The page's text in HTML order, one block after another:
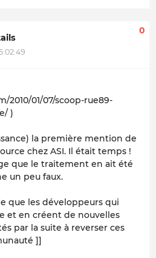
0
2010/01/07/scoop-rue89-
)
la première mention de
chez ASI. Il était temps !
que le traitement en ait été
un peu faux.
que les développeurs qui
et en créent de nouvelles
par la suite à reverser ces
]]